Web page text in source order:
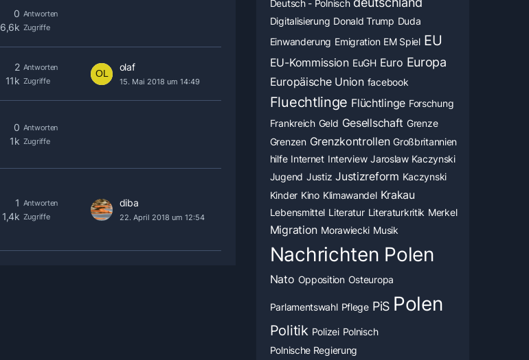
Antworten
0
Zugriffe
6,6k
Antworten
2
Zugriffe
11k
olaf
15. Mai 2018 um 14:49
Antworten
0
Zugriffe
1k
Antworten
1
Zugriffe
1,4k
diba
22. April 2018 um 12:54
Deutsch - Polnisch
Digitalisierung Donald Trump Duda
Einwanderung Emigration EM Spiel EU
EU-Kommission EuGH Euro Europa
Europäische Union facebook
Fluechtlinge Flüchtlinge Forschung
Frankreich Geld Gesellschaft Grenze
Grenzen Grenzkontrollen Großbritannien
hilfe Internet Interview Jaroslaw Kaczynski
Jugend Justiz Justizreform Kaczynski
Kinder Kino Klimawandel Krakau
Lebensmittel Literatur Literaturkritik Merkel
Migration Morawiecki Musik
Nachrichten Polen
Nato Opposition Osteuropa
Parlamentswahl Pflege PiS Polen
Politik Polizei Polnisch
Polnische Regierung